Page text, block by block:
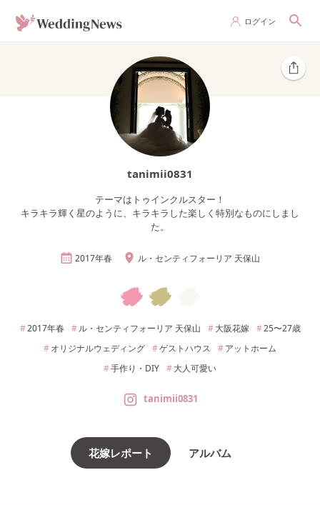
ログイン
tanimii0831
テーマはトゥインクルスター！
キラキラ輝く星のように、キラキラした楽しく特別なものにしまし
た。
2017年春 ル・センティフォーリア 天保山
2017年春 ル・センティフォーリア 天保山 大阪花嫁 25〜27歳
オリジナルウェディング
ゲストハウス
アットホーム
手作り・DIY
大人可愛い
tanimii0831
花嫁レポート アルバム